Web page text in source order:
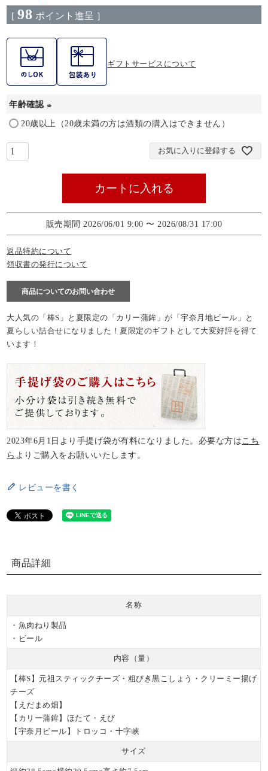
[ 98 ポイント進呈 ]
ギフトサービスについて
年齢確認
20歳以上（20歳未満の方は酒類の購入はできません）
お気に入りに登録する
カートに入れる
販売期間 2026/06/01 9:00 〜 2026/08/31 17:00
返品特約について
領収書の発行について
商品についてのお問い合わせ
大人気の「棒S」と夏限定の「カリー蒲鉾」が「宇奈月地ビール」と
夏らしい詰合せになりました！夏限定のギフトとして大変好評を得て
います！
2023年6月1日より手提げ袋が有料になりました。必要な方はこち
ら よりご購入をお願いいたします。
レビューを書く
商品詳細
名称
・魚肉ねり製品
・ビール
内容（量）
【棒S】元祖スティックチーズ・粗びき黒こしょう・クリーミー揚げ
チーズ
【えだまめ畑】
【カリー蒲鉾】ほたて・えび
【宇奈月ビール】トロッコ・十字峡
サイズ